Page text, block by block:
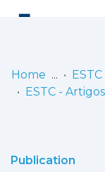
Home
ESTC - Artigos
Publication